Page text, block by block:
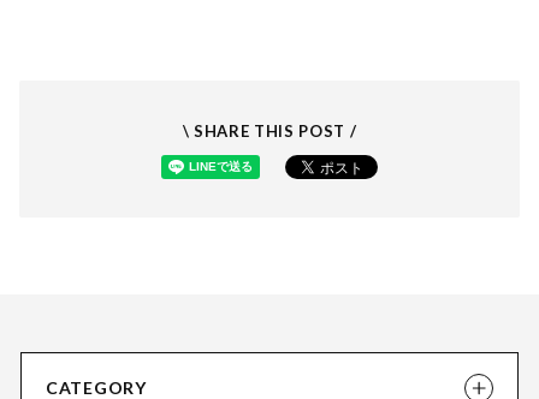
\ SHARE THIS POST /
CATEGORY